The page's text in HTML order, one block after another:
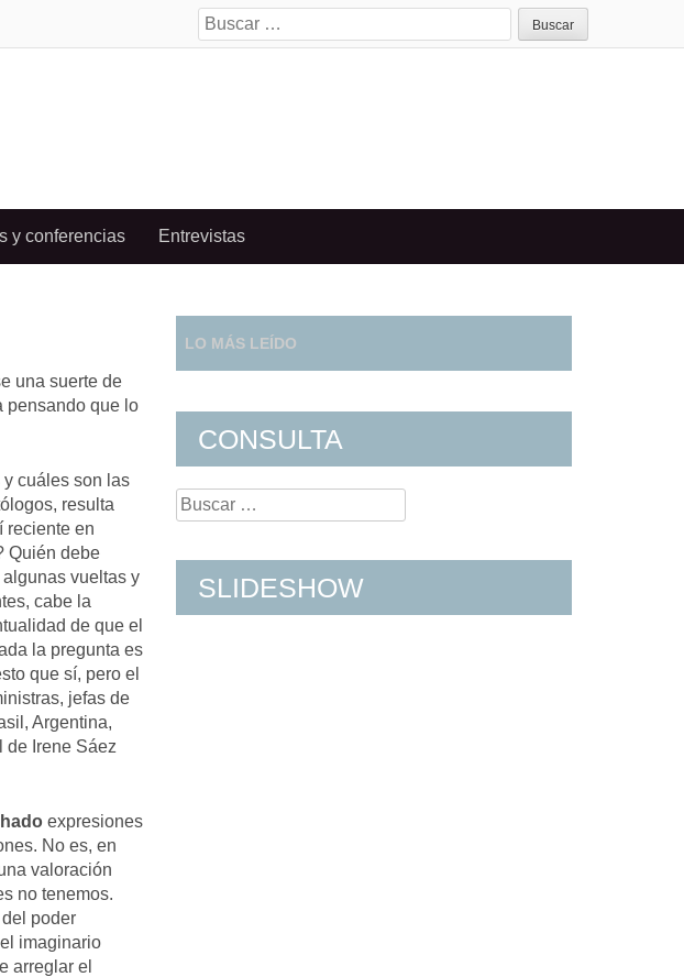
Search
for:
y conferencias Entrevistas
una suerte de
pensando que lo
cuáles son las
resulta
reciente en
Quién debe
vueltas y
cabe la
de que el
la pregunta es
que sí, pero el
jefas de
Argentina,
de Irene Sáez
expresiones
No es, en
valoración
no tenemos.
poder
imaginario
arreglar el
LO MÁS LEÍDO
CONSULTA
Search
for:
SLIDESHOW